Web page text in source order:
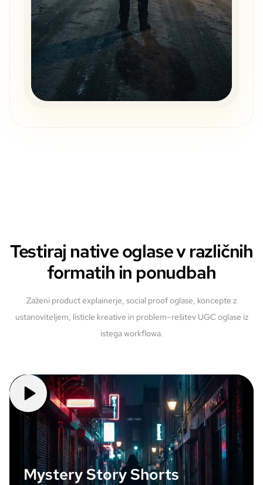
Testiraj native oglase v različnih
formatih in ponudbah
Zaženi product explainerje, social proof oglase, koncepte z
ustanoviteljem, listicle kreative in problem–rešitev UGC oglase iz
istega workflowa.
Mystery Story Shorts